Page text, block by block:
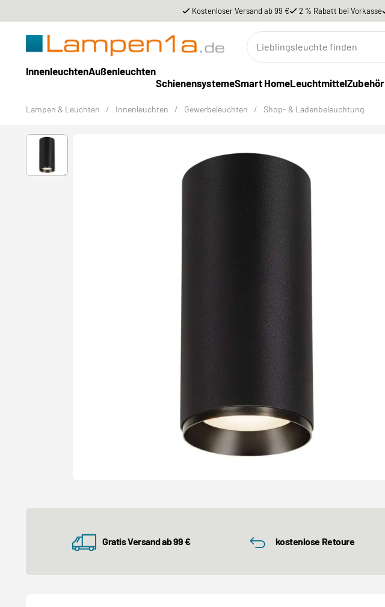
Kostenloser Versand ab 99 € 2 % Rabatt bei Vorkasse
InnenleuchtenAußenleuchten
SchienensystemeSmart HomeLeuchtmittelZubehör
Lampen & Leuchten / Innenleuchten / Gewerbeleuchten / Shop- & Ladenbeleuchtung
Gratis Versand ab 99 € kostenlose Retoure